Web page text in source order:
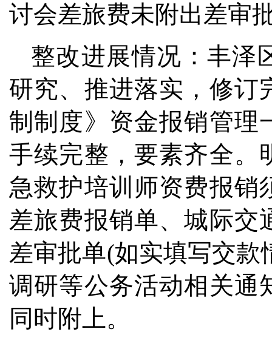
讨会差旅费未附出差审
整改进展情况：丰泽
研究、推进落实，修订
制制度》资金报销管理
手续完整，要素齐全。
急救护培训师资费报销
差旅费报销单、城际交
差审批单(如实填写交
调研等公务活动相关通
同时附上。